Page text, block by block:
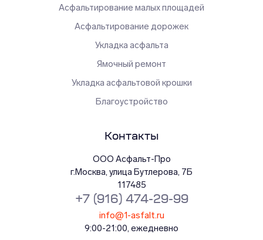
Асфальтирование малых площадей
Асфальтирование дорожек
Укладка асфальта
Ямочный ремонт
Укладка асфальтовой крошки
Благоустройство
Контакты
ООО Асфальт-Про
г.Москва, улица Бутлерова, 7Б
117485
+7 (916) 474-29-99
info@1-asfalt.ru
9:00-21:00, ежедневно